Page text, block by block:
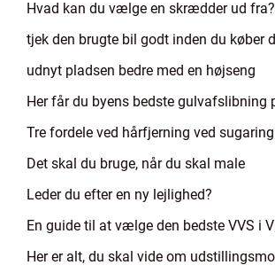
Hvad kan du vælge en skrædder ud fra?
tjek den brugte bil godt inden du køber
udnyt pladsen bedre med en højseng
Her får du byens bedste gulvafslibning
Tre fordele ved hårfjerning ved sugaring
Det skal du bruge, når du skal male
Leder du efter en ny lejlighed?
En guide til at vælge den bedste VVS i
Her er alt, du skal vide om